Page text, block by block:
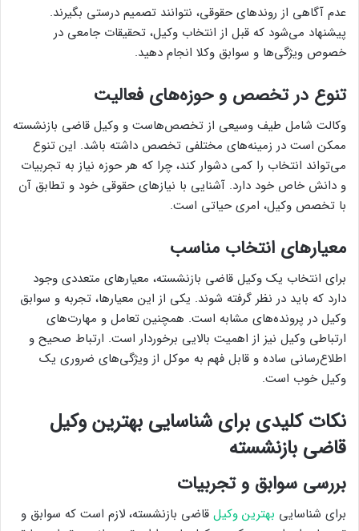
عدم آگاهی از روندهای حقوقی، نتوانند تصمیم درستی بگیرند.
پیشنهاد می‌شود که قبل از انتخاب وکیل، تحقیقات جامعی در
خصوص ویژگی‌ها و سوابق وکلا انجام دهید.
تنوع در تخصص و حوزه‌های فعالیت
وکالت شامل طیف وسیعی از تخصص‌هاست و وکیل قاضی بازنشسته
ممکن است در زمینه‌های مختلفی تخصص داشته باشد. این تنوع
می‌تواند انتخاب را کمی دشوار کند، چرا که هر حوزه نیاز به تجربیات
و دانش خاص خود دارد. آشنایی با نیازهای حقوقی خود و تطابق آن
با تخصص وکیل، امری حیاتی است.
معیارهای انتخاب مناسب
برای انتخاب یک وکیل قاضی بازنشسته، معیارهای متعددی وجود
دارد که باید در نظر گرفته شوند. یکی از این معیارها، تجربه و سوابق
وکیل در پرونده‌های مشابه است. همچنین تعامل و مهارت‌های
ارتباطی وکیل نیز از اهمیت بالایی برخوردار است. ارتباط صحیح و
اطلاع‌رسانی ساده و قابل فهم به موکل از ویژگی‌های ضروری یک
وکیل خوب است.
نکات کلیدی برای شناسایی بهترین وکیل
قاضی بازنشسته
بررسی سوابق و تجربیات
برای شناسایی بهترین وکیل قاضی بازنشسته، لازم است که سوابق و